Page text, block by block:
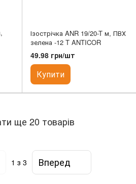
Ізострічка ANR 19/20-T м, ПВХ
зелена -12 T ANTICOR
49.98 грн/шт
Купити
ще 20 товарів
1 з 3 Вперед